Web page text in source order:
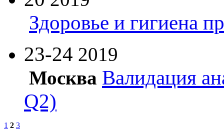
Здоровье и гигиена
23-24 2019
Москва Валидация
Q2)
1 2 3